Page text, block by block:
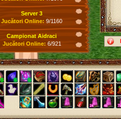
Server 3
Jucători Online: 9/1160
Campionat Aidraci
Jucători Online: 6/921